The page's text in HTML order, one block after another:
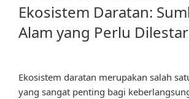
ON
Ekosistem Daratan:
Alam yang Perlu
Ekosistem daratan merupakan salah
yang sangat penting bagi